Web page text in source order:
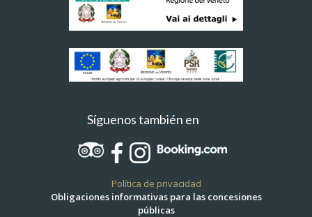
Síguenos también en
Política de privacidad
Obligaciones informativas para las concesiones
públicas